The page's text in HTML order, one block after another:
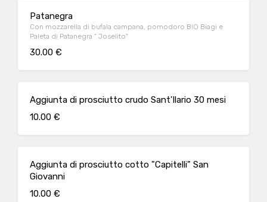
Patanegra
Con mozzarella di bufala campana, pomodoro BIO Biagi e
Paleta di Patanegra " Joselito"
30.00 €
Aggiunta di prosciutto crudo Sant'Ilario 30 mesi
10.00 €
Aggiunta di prosciutto cotto "Capitelli" San
Giovanni
10.00 €